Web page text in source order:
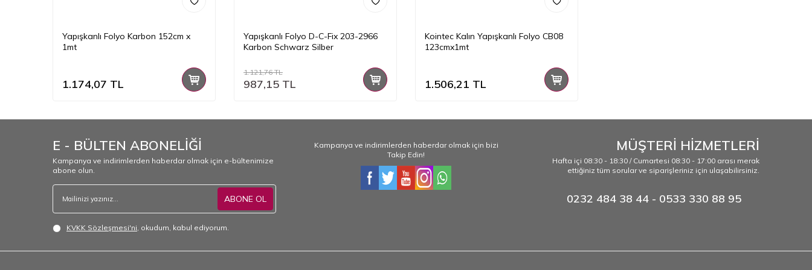
Yapışkanlı Folyo Karbon 152cm x
1mt
1.174,07 TL
Yapışkanlı Folyo D-C-Fix 203-2966
Karbon Schwarz Silber
1.121,76TL
987,15 TL
Kointec Kalın Yapışkanlı Folyo CB08
123cmx1mt
1.506,21 TL
E - BÜLTEN ABONELİĞİ
Kampanya ve indirimlerden haberdar olmak için e-bültenimize
abone olun.
ABONE OL
KVKK Sözleşmesi'ni, okudum, kabul ediyorum.
Kampanya ve indirimlerden haberdar olmak için bizi
Takip Edin!
MÜŞTERİ HİZMETLERİ
Hafta içi 08:30 - 18:30 / Cumartesi 08:30 - 17:00 arası merak
ettiğiniz tüm sorular ve siparişleriniz için ulaşabilirsiniz.
0232 484 38 44 - 0533 330 88 95